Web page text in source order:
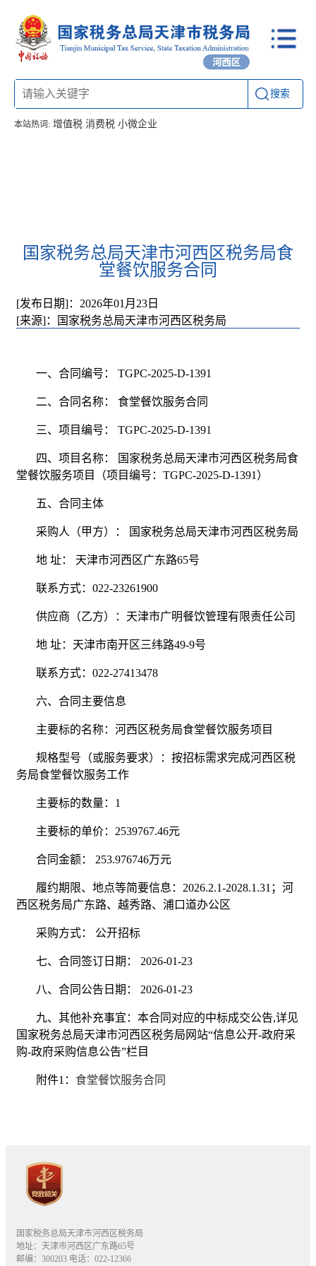
搜索
本站热词: 增值税 消费税 小微企业
国家税务总局天津市河西区税务局食
堂餐饮服务合同
[发布日期]：2026年01月23日
[来源]：国家税务总局天津市河西区税务局
一、合同编号： TGPC-2025-D-1391
二、合同名称： 食堂餐饮服务合同
三、项目编号： TGPC-2025-D-1391
四、项目名称： 国家税务总局天津市河西区税务局食
堂餐饮服务项目（项目编号：TGPC-2025-D-1391）
五、合同主体
采购人（甲方）： 国家税务总局天津市河西区税务局
地 址： 天津市河西区广东路65号
联系方式：022-23261900
供应商（乙方）：天津市广明餐饮管理有限责任公司
地 址：天津市南开区三纬路49-9号
联系方式：022-27413478
六、合同主要信息
主要标的名称：河西区税务局食堂餐饮服务项目
规格型号（或服务要求）：按招标需求完成河西区税
务局食堂餐饮服务工作
主要标的数量：1
主要标的单价：2539767.46元
合同金额： 253.976746万元
履约期限、地点等简要信息：2026.2.1-2028.1.31；河
西区税务局广东路、越秀路、浦口道办公区
采购方式： 公开招标
七、合同签订日期： 2026-01-23
八、合同公告日期： 2026-01-23
九、其他补充事宜：本合同对应的中标成交公告,详见
国家税务总局天津市河西区税务局网站“信息公开-政府采
购-政府采购信息公告”栏目
附件1：食堂餐饮服务合同
国家税务总局天津市河西区税务局
地址：天津市河西区广东路65号
邮编：300203 电话：022-12366